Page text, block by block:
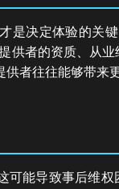
是决定体验的关
供者的资质、从
供者往往能够带来
可能导致事后维